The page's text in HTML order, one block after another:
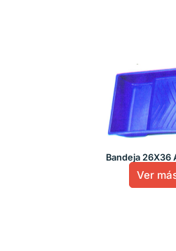
Bandeja 26X36
Ver